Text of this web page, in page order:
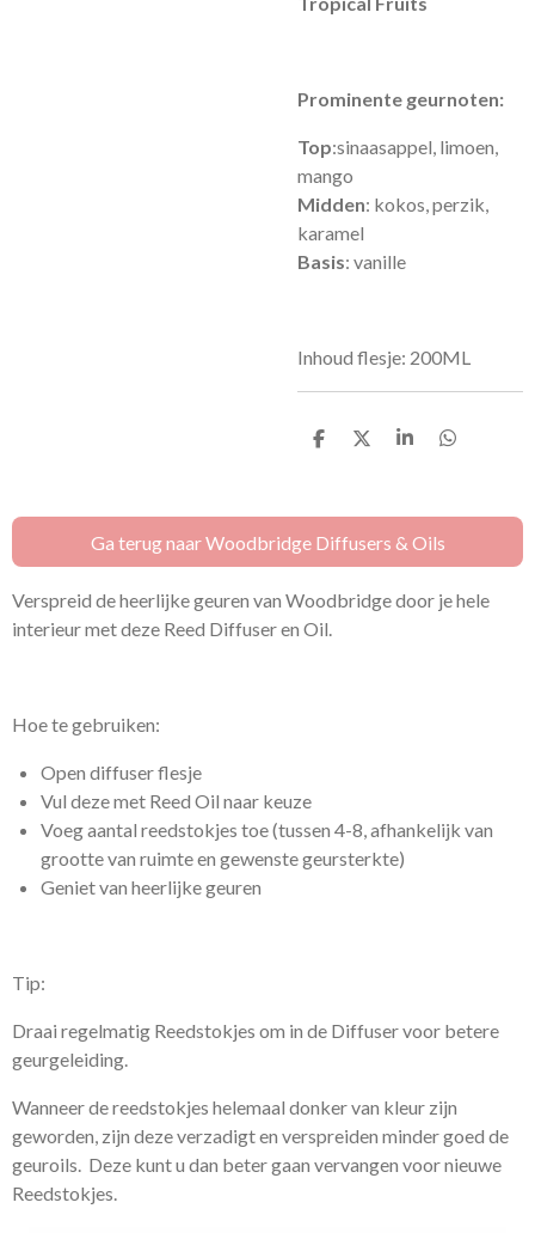
Prominente geurnoten:
Top:sinaasappel, limoen,
mango
Midden: kokos, perzik,
karamel
Basis: vanille
Inhoud flesje: 200ML
D
n
D
S
e
D
n
Ga terug naar Woodbridge Diffusers & Oils
Verspreid de heerlijke geuren van Woodbridge door je hele
interieur met deze Reed Diffuser en Oil.
Hoe te gebruiken:
Open diffuser flesje
Vul deze met Reed Oil naar keuze
Voeg aantal reedstokjes toe (tussen 4-8, afhankelijk van
grootte van ruimte en gewenste geursterkte)
Geniet van heerlijke geuren
Tip:
Draai regelmatig Reedstokjes om in de Diffuser voor betere
geurgeleiding.
Wanneer de reedstokjes helemaal donker van kleur zijn
geworden, zijn deze verzadigt en verspreiden minder goed de
geuroils. Deze kunt u dan beter gaan vervangen voor nieuwe
Reedstokjes.